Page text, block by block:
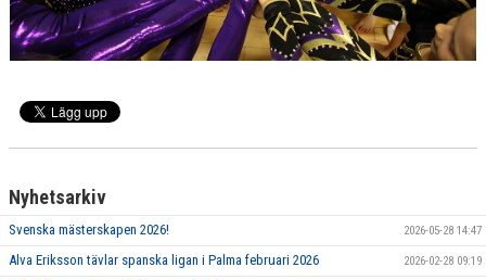
Nyhetsarkiv
Svenska mästerskapen 2026! 2026-05-28 14:47
Alva Eriksson tävlar spanska ligan i Palma februari 2026 2026-02-28 09:19